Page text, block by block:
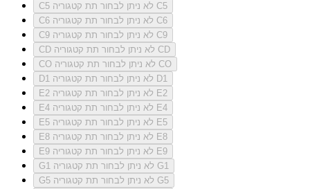
C5
לא ניתן לבחור תת קטגוריה C5
C6
לא ניתן לבחור תת קטגוריה C6
C9
לא ניתן לבחור תת קטגוריה C9
CD
לא ניתן לבחור תת קטגוריה CD
CO
לא ניתן לבחור תת קטגוריה CO
D1
לא ניתן לבחור תת קטגוריה D1
E2
לא ניתן לבחור תת קטגוריה E2
E4
לא ניתן לבחור תת קטגוריה E4
E5
לא ניתן לבחור תת קטגוריה E5
E8
לא ניתן לבחור תת קטגוריה E8
E9
לא ניתן לבחור תת קטגוריה E9
G1
לא ניתן לבחור תת קטגוריה G1
G5
לא ניתן לבחור תת קטגוריה G5